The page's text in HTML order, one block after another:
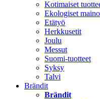
Kotimaiset
Ekologiset
Etätyö
Herkkusetit
Joulu
Messut
Suomi-tuotteet
Syksy
Talvi
Brändit
Brändit